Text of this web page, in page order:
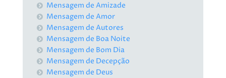
Mensagem de Amizade
Mensagem de Amor
Mensagem de Autores
Mensagem de Boa Noite
Mensagem de Bom Dia
Mensagem de Decepção
Mensagem de Deus